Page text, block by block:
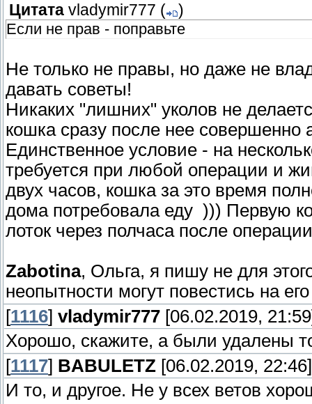
Цитата vladymir777 (
)
Если не прав - поправьте
Не только не правы, но даже не
давать советы!
Никаких "лишних" уколов не
кошка сразу после нее совершенно
Единственное условие - на
требуется при любой операции и
двух часов, кошка за это время
дома потребовала еду ))) Первую
лоток через полчаса после
Zabotina, Ольга, я пишу не для
неопытности могут повестись на
[1116] vladymir777 [06.02.2019,
Хорошо, скажите, а были удалены
[1117] BABULETZ [06.02.2019, 22:46]
И то, и другое. Не у всех ветов